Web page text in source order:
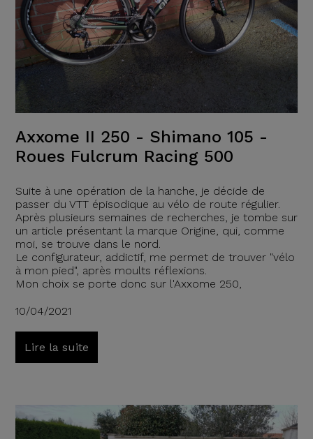
Axxome II 250 - Shimano 105 -
Roues Fulcrum Racing 500
Suite à une opération de la hanche, je décide de
passer du VTT épisodique au vélo de route régulier.
Après plusieurs semaines de recherches, je tombe sur
un article présentant la marque Origine, qui, comme
moi, se trouve dans le nord.
Le configurateur, addictif, me permet de trouver "vélo
à mon pied", après moults réflexions.
Mon choix se porte donc sur l'Axxome 250,
10/04/2021
Lire la suite